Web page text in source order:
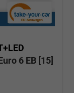
6 EB [15]